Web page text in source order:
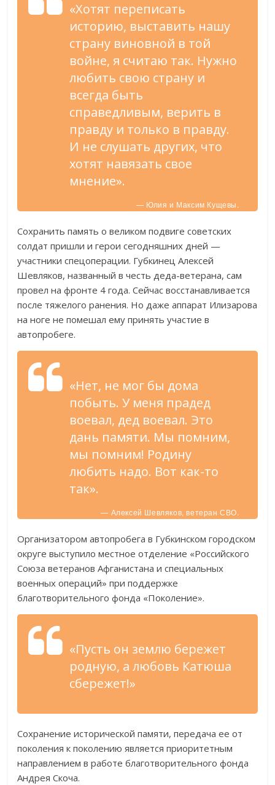
«Хотят переписать
историю, выставить нашу
страну виновной в той
войне, я считаю так. Нужно
любить свою страну и
всегда быть
справедливым, верить в
правду и только в правду.
И не слушать других, что
хотят навязать свое
мнение».
— Юлия и Максим Кущевы.
Сохранить память о великом подвиге советских
солдат пришли и герои сегодняшних дней —
участники спецоперации. Губкинец Алексей
Шевляков, названный в честь деда-ветерана, сам
провел на фронте 4 года. Сейчас восстанавливается
после тяжелого ранения. Но даже аппарат Илизарова
на ноге не помешал ему принять участие в
автопробеге.
«Нет, не мог бы дома
побыть. У меня прадед
воевал, дед воевал. Это
дань памяти. Мы помним,
мы помним! Родину
любить надо. Вот как-то
так».
— Алексей Шевляков, ветеран СВО.
Организатором автопробега в Губкинском городском
округе выступило местное отделение «Российского
Союза ветеранов Афганистана и специальных
военных операций» при поддержке
благотворительного фонда «Поколение».
«Пусть он землю бережет
родную, а любовь Катюша
сбережет!»
Сохранение исторической памяти, передача ее от
поколения к поколению является приоритетным
направлением в работе благотворительного фонда
Андрея Скоча.